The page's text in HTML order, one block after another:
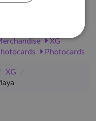
XG
Photocards
XG
/